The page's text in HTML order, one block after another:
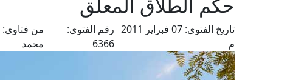
تاريخ الفتوى:
07 فبراير 2011
م
رقم الفتوى:
6366
من فتاوى:
محمد